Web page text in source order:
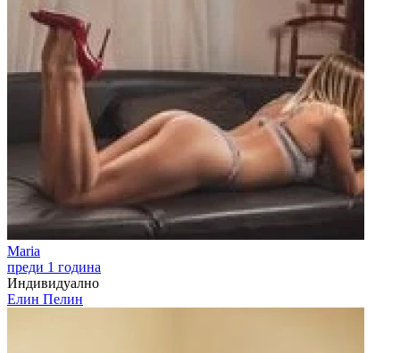
Maria
преди 1 година
Индивидуално
Елин Пелин